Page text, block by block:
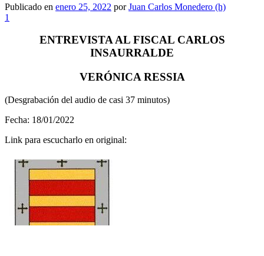
Publicado en enero 25, 2022 porJuan Carlos Monedero (h)
1
ENTREVISTA AL FISCAL CARLOS
INSAURRALDE
VERÓNICA RESSIA
(Desgrabación del audio de casi 37 minutos)
Fecha: 18/01/2022
Link para escucharlo en original: